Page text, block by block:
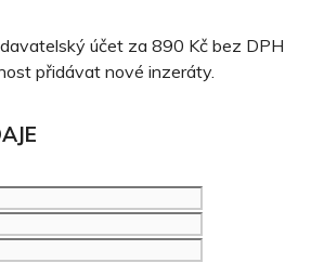
účet za 890 Kč bez DPH
přidávat nové inzeráty.